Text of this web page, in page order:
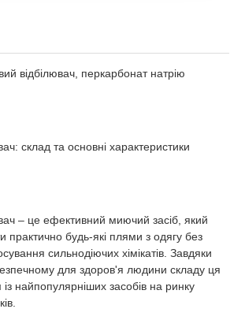
відбілювач, перкарбонат натрію
склад та основні характеристики
– це ефективний миючий засіб, який
практично будь-які плями з одягу без
сильнодіючих хімікатів. Завдяки
для здоров'я людини складу ця
найпопулярніших засобів на ринку